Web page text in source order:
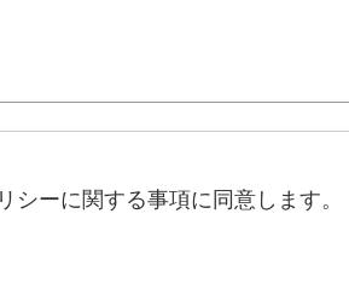
シーに関する事項に同意します。